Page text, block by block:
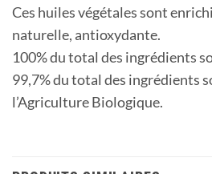
Ces huiles végétales sont
naturelle, antioxydante.
100% du total des ingrédients
99,7% du total des ingrédients
l’Agriculture Biologique.